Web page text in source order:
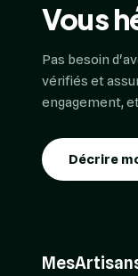
Vous
Pas besoin
vérifiés et
engagement,
Décrire